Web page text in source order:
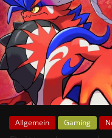
Allgemein Gaming